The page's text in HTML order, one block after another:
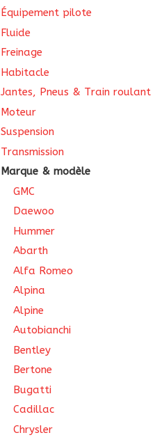
Équipement pilote
Fluide
Freinage
Habitacle
Jantes, Pneus & Train roulant
Moteur
Suspension
Transmission
Marque & modèle
GMC
Daewoo
Hummer
Abarth
Alfa Romeo
Alpina
Alpine
Autobianchi
Bentley
Bertone
Bugatti
Cadillac
Chrysler